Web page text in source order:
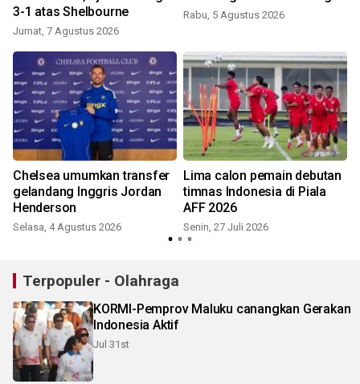
3-1 atas Shelbourne
Jumat, 7 Agustus 2026
Rabu, 5 Agustus 2026
Chelsea umumkan transfer
gelandang Inggris Jordan
Henderson
Selasa, 4 Agustus 2026
Lima calon pemain debutan
timnas Indonesia di Piala
AFF 2026
Senin, 27 Juli 2026
Terpopuler - Olahraga
KORMI-Pemprov Maluku canangkan Gerakan
Indonesia Aktif
Jul 31st